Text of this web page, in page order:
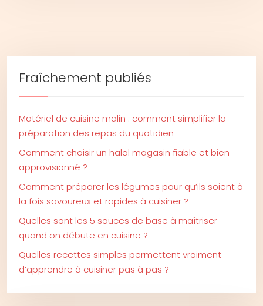
Fraîchement publiés
Matériel de cuisine malin : comment simplifier la
préparation des repas du quotidien
Comment choisir un halal magasin fiable et bien
approvisionné ?
Comment préparer les légumes pour qu’ils soient à
la fois savoureux et rapides à cuisiner ?
Quelles sont les 5 sauces de base à maîtriser
quand on débute en cuisine ?
Quelles recettes simples permettent vraiment
d’apprendre à cuisiner pas à pas ?